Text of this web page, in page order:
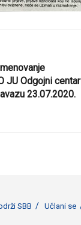
JU Odgojni centar
23.07.2020.
SBB Učlani se